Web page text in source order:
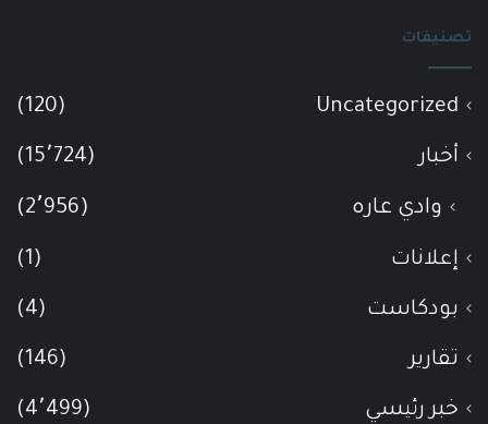
تصنيفات
Uncategorized
(120)
أخبار (15٬724)
وادي عاره (2٬956)
إعلانات (1)
بودكاست (4)
تقارير (146)
خبر رئيسي (4٬499)